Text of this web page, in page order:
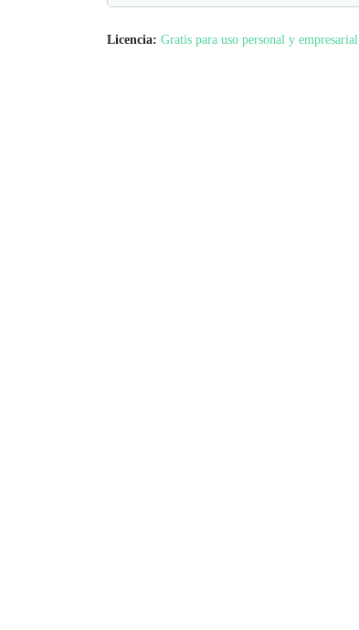
Licencia: Gratis para uso personal y empresarial